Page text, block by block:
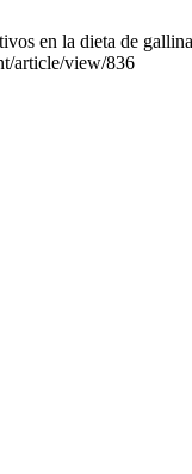
en la dieta de
article/view/836